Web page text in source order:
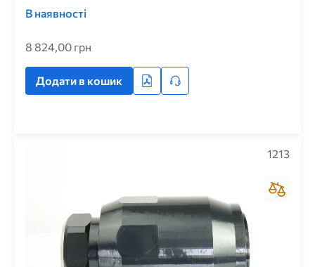
В наявності
8 824,00 грн
Додати в кошик
1213